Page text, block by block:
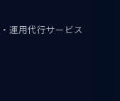
運用代行サービス